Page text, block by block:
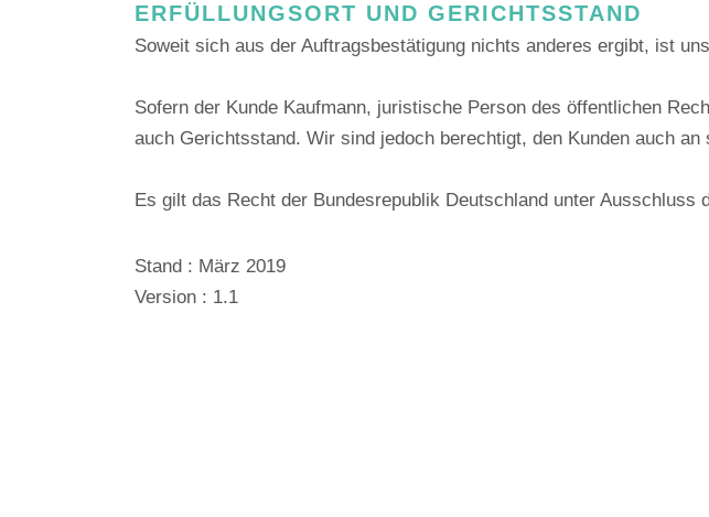
ERFÜLLUNGSORT UND GERICHTSSTAND
Soweit sich aus der Auftragsbestätigung nichts anderes ergibt, ist
Sofern der Kunde Kaufmann, juristische Person des öffentlichen
auch Gerichtsstand. Wir sind jedoch berechtigt, den Kunden auch
Es gilt das Recht der Bundesrepublik Deutschland unter Ausschluss
Stand : März 2019
Version : 1.1